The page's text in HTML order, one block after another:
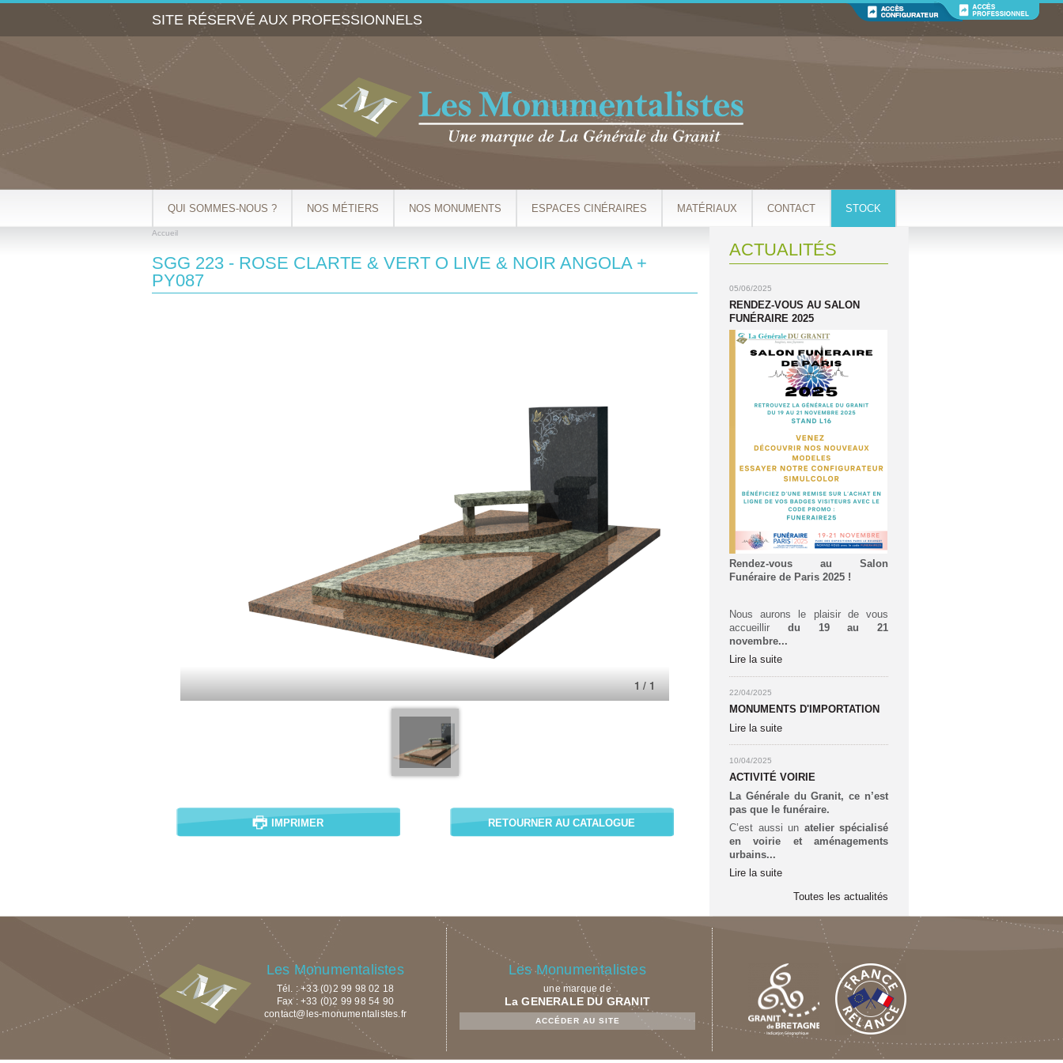
SITE RÉSERVÉ AUX PROFESSIONNELS
QUI SOMMES-NOUS ? NOS MÉTIERS NOS MONUMENTS ESPACES CINÉRAIRES MATÉRIAUX CONTACT STOCK
Accueil
SGG 223 - ROSE CLARTE & VERT O LIVE & NOIR ANGOLA +
PY087
1 / 1
IMPRIMER RETOURNER AU CATALOGUE
ACTUALITÉS
05/06/2025
RENDEZ-VOUS AU SALON
FUNÉRAIRE 2025
Rendez-vous au Salon
Funéraire de Paris 2025 !
Nous aurons le plaisir de vous
accueillir du 19 au 21
novembre...
Lire la suite
22/04/2025
MONUMENTS D'IMPORTATION
Lire la suite
10/04/2025
ACTIVITÉ VOIRIE
La Générale du Granit, ce n’est
pas que le funéraire.
C’est aussi un atelier spécialisé
en voirie et aménagements
urbains...
Lire la suite
Toutes les actualités
Les Monumentalistes
Tél. : +33 (0)2 99 98 02 18
Fax : +33 (0)2 99 98 54 90
contact@les-monumentalistes.fr
Les Monumentalistes
une marque de
La GENERALE DU GRANIT
ACCÉDER AU SITE